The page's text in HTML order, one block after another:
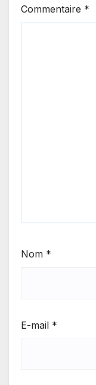
Commentaire *
Nom *
E-mail *